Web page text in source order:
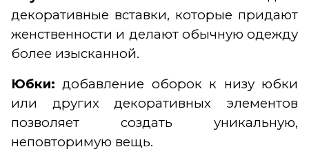
декоративные вставки, которые придают
женственности и делают обычную одежду
более изысканной.
Юбки:добавление оборок к низу юбки
или других декоративных элементов
позволяет создать уникальную,
неповторимую вещь.